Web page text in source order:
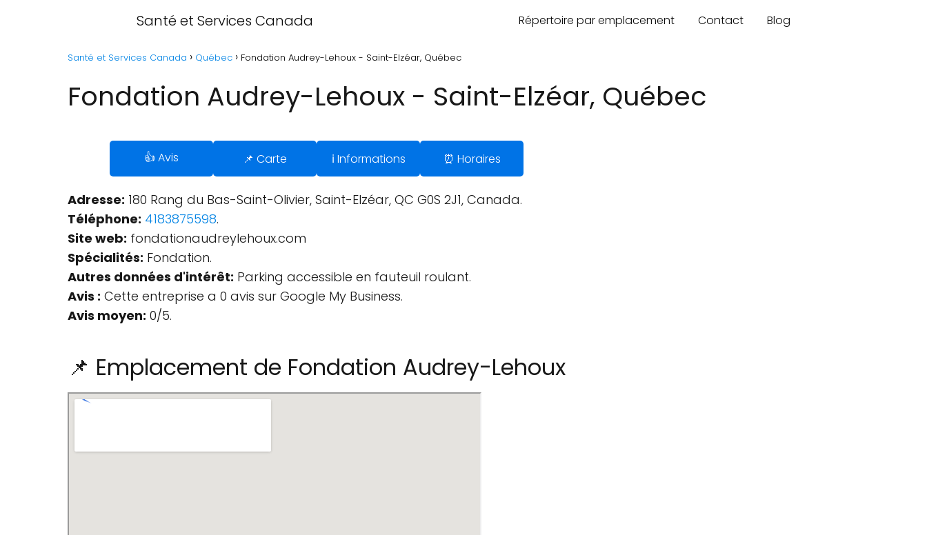
Santé et Services Canada Répertoire par emplacement Contact Blog
Santé et Services Canada Québec Fondation Audrey-Lehoux - Saint-Elzéar, Québec
Fondation Audrey-Lehoux - Saint-Elzéar, Québec
👍 Avis 📌 Carte ℹ️ Informations ⏰ Horaires
Adresse: 180 Rang du Bas-Saint-Olivier, Saint-Elzéar, QC G0S 2J1, Canada.
Téléphone: 4183875598.
Site web: fondationaudreylehoux.com
Spécialités: Fondation.
Autres données d'intérêt: Parking accessible en fauteuil roulant.
Avis : Cette entreprise a 0 avis sur Google My Business.
Avis moyen: 0/5.
📌 Emplacement de Fondation Audrey-Lehoux